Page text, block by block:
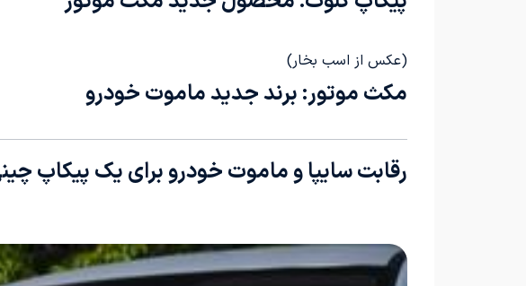
(عکس از اسب بخار)
مکث موتور: برند جدید ماموت خودرو
رقابت سایپا و ماموت خودرو برای یک پیکاپ